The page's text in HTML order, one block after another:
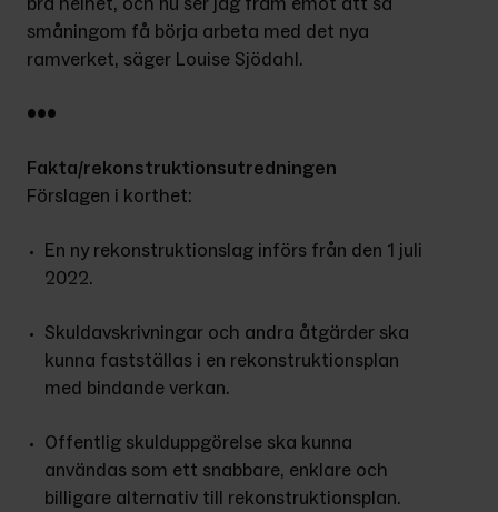
småningom få börja arbeta med det nya
ramverket, säger Louise Sjödahl.
•••
Fakta/rekonstruktionsutredningen
Förslagen i korthet:
En ny rekonstruktionslag införs från den 1 juli
2022.
Skuldavskrivningar och andra åtgärder ska
kunna fastställas i en rekonstruktionsplan
med bindande verkan.
Offentlig skulduppgörelse ska kunna
användas som ett snabbare, enklare och
billigare alternativ till rekonstruktionsplan.